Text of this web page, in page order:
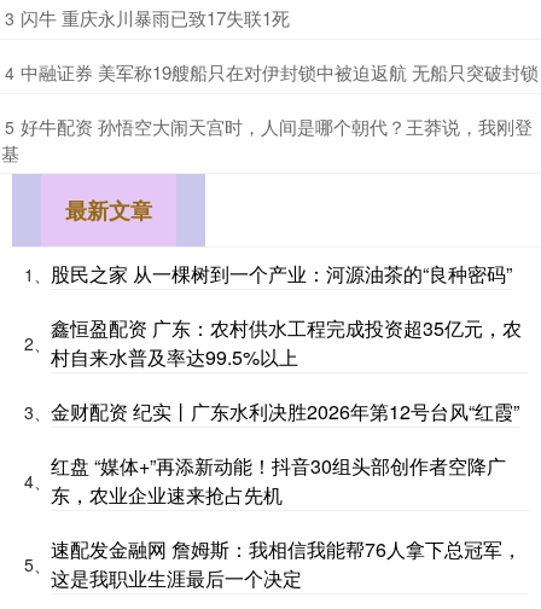
3 ​闪牛 重庆永川暴雨已致17失联1死
4 ​中融证券 美军称19艘船只在对伊封锁中被迫返航 无船只突破封锁
5 ​好牛配资 孙悟空大闹天宫时，人间是哪个朝代？王莽说，我刚登
基
最新文章
1、 股民之家 从一棵树到一个产业：河源油茶的“良种密码”
2、
鑫恒盈配资 广东：农村供水工程完成投资超35亿元，农
村自来水普及率达99.5%以上
3、 金财配资 纪实丨广东水利决胜2026年第12号台风“红霞”
4、
红盘 “媒体+”再添新动能！抖音30组头部创作者空降广
东，农业企业速来抢占先机
5、
速配发金融网 詹姆斯：我相信我能帮76人拿下总冠军，
这是我职业生涯最后一个决定